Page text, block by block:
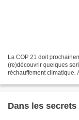
La COP 21 doit
(re)découvrir quelques
réchauffement climatique.
Dans les